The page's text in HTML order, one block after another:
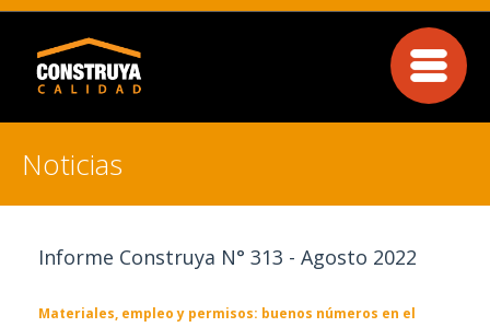
Noticias
Informe Construya N° 313 - Agosto 2022
Materiales, empleo y permisos: buenos números en el